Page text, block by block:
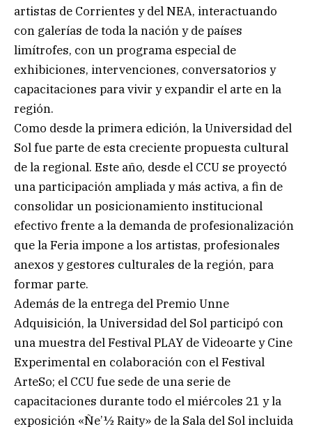
artistas de Corrientes y del NEA, interactuando
con galerías de toda la nación y de países
limítrofes, con un programa especial de
exhibiciones, intervenciones, conversatorios y
capacitaciones para vivir y expandir el arte en la
región.
Como desde la primera edición, la Universidad del
Sol fue parte de esta creciente propuesta cultural
de la regional. Este año, desde el CCU se proyectó
una participación ampliada y más activa, a fin de
consolidar un posicionamiento institucional
efectivo frente a la demanda de profesionalización
que la Feria impone a los artistas, profesionales
anexos y gestores culturales de la región, para
formar parte.
Además de la entrega del Premio Unne
Adquisición, la Universidad del Sol participó con
una muestra del Festival PLAY de Videoarte y Cine
Experimental en colaboración con el Festival
ArteSo; el CCU fue sede de una serie de
capacitaciones durante todo el miércoles 21 y la
exposición «Ñe’½ Raity» de la Sala del Sol incluida